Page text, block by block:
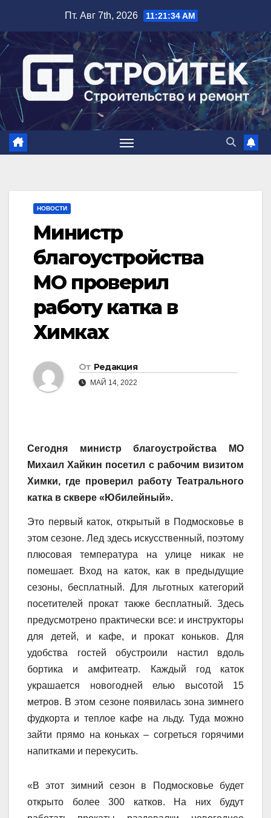
содержимому
Пт. Авг 7th, 2026 11:21:35 AM
НОВОСТИ
Министр
благоустройства
МО проверил
работу катка в
Химках
От Редакция
МАЙ 14, 2022
Сегодня министр благоустройства МО
Михаил Хайкин посетил с рабочим визитом
Химки, где проверил работу Театрального
катка в сквере «Юбилейный».
Это первый каток, открытый в Подмосковье в
этом сезоне. Лед здесь искусственный, поэтому
плюсовая температура на улице никак не
помешает. Вход на каток, как в предыдущие
сезоны, бесплатный. Для льготных категорий
посетителей прокат также бесплатный. Здесь
предусмотрено практически все: и инструкторы
для детей, и кафе, и прокат коньков. Для
удобства гостей обустроили настил вдоль
бортика и амфитеатр. Каждый год каток
украшается новогодней елью высотой 15
метров. В этом сезоне появилась зона зимнего
фудкорта и теплое кафе на льду. Туда можно
зайти прямо на коньках – согреться горячими
напитками и перекусить.
«В этот зимний сезон в Подмосковье будет
открыто более 300 катков. На них будут